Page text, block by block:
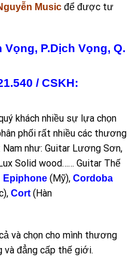
Music để được tư
P.Dịch Vọng, Q.
/ CSKH:
khách nhiều sự lựa chọn
phối rất nhiều các thương
như: Guitar Lương Sơn,
Solid wood…… Guitar Thế
Epiphone (Mỹ), Cordoba
Cort (Hàn
và chọn cho mình thương
và đẳng cấp thế giới.